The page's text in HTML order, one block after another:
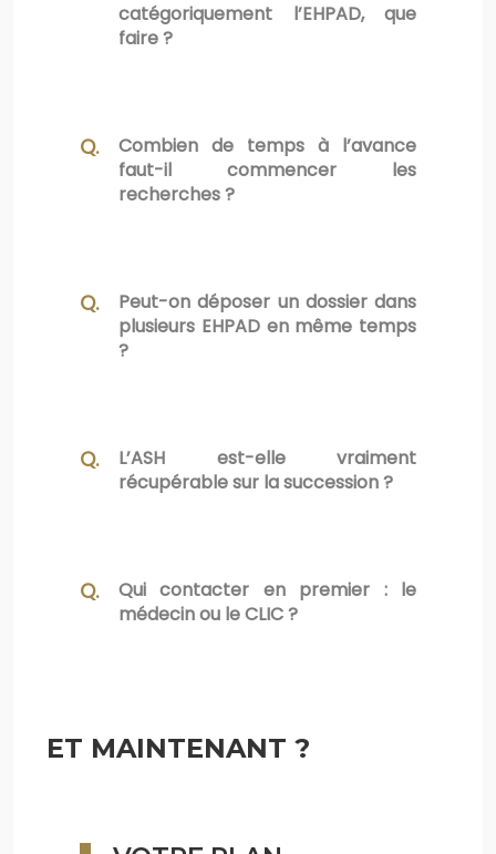
catégoriquement l’EHPAD, que
faire ?
Combien de temps à l’avance
faut-il commencer les
recherches ?
Peut-on déposer un dossier dans
plusieurs EHPAD en même temps
?
L’ASH est-elle vraiment
récupérable sur la succession ?
Qui contacter en premier : le
médecin ou le CLIC ?
ET MAINTENANT ?